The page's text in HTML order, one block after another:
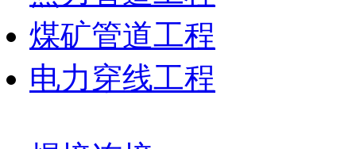
煤矿管道工程
电力穿线工程